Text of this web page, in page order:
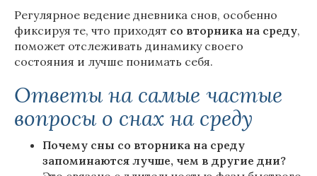
Регулярное ведение дневника снов, особенно
фиксируя те, что приходят со вторника на среду,
поможет отслеживать динамику своего
состояния и лучше понимать себя.
Ответы на самые частые
вопросы о снах на среду
Почему сны со вторника на среду
запоминаются лучше, чем в другие дни?